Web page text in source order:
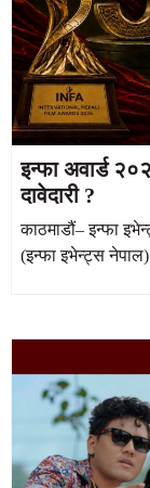
इन्फा अवार्ड
दावेदारी ?
काठमाडौं– इन्फा
(इन्फा इभेन्ट्स